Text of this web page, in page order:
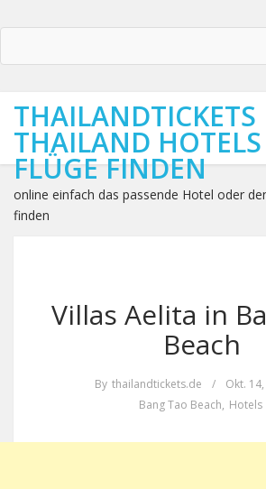
THAILANDTICKETS
THAILAND
FLÜGE FINDEN
online einfach das passende Hotel oder
finden
Villas Aelita in
Beach
By thailandtickets.de / Okt.
Bang Tao Beach, Hotels